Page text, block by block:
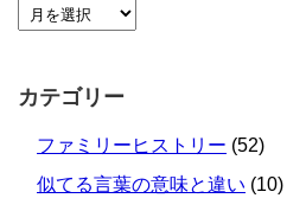
カテゴリー
ファミリーヒストリー (52)
似てる言葉の意味と違い (10)